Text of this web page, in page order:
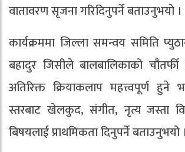
वातावरण सृजना गरिदिनुपर्ने बताउनुभयाे ।
कार्यक्रममा जिल्ला समन्वय समिति
बहादुर जिसीले बालबालिकाको
अतिरिक्त क्रियाकलाप महत्त्वपूर्ण हुने
स्तरबाट खेलकुद, संगीत, नृत्य जस्ता
बिषयलाई प्राथमिकता दिनुपर्ने बताउनुभयो ।